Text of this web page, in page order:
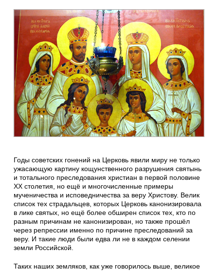
Годы советских гонений на Церковь явили миру не только
ужасающую картину кощунственного разрушения святынь
и тотального преследования христиан в первой половине
XX столетия, но ещё и многочисленные примеры
мученичества и исповедничества за веру Христову. Велик
список тех страдальцев, которых Церковь канонизировала
в лике святых, но ещё более обширен список тех, кто по
разным причинам не канонизирован, но также прошёл
через репрессии именно по причине преследований за
веру. И такие люди были едва ли не в каждом селении
земли Российской.
Таких наших земляков, как уже говорилось выше, великое